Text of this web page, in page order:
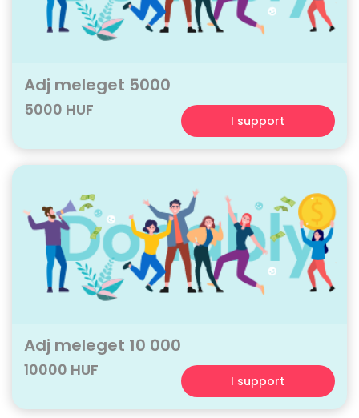
Adj meleget 5000
5000 HUF
I support
Adj meleget 10 000
10000 HUF
I support